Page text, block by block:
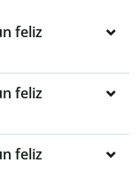
feliz
feliz
feliz